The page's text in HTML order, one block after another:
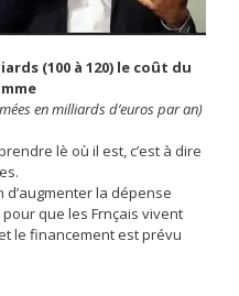
(100 à 120) le coût du
en milliards d’euros par an)
lè où il est, c’est à dire
la dépense
que les Frnçais vivent
le financement est prévu